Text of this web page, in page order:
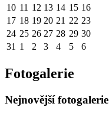
10 11 12 13 14 15 16
17 18 19 20 21 22 23
24 25 26 27 28 29 30
31 1 2 3 4 5 6
Fotogalerie
Nejnovější fotogalerie